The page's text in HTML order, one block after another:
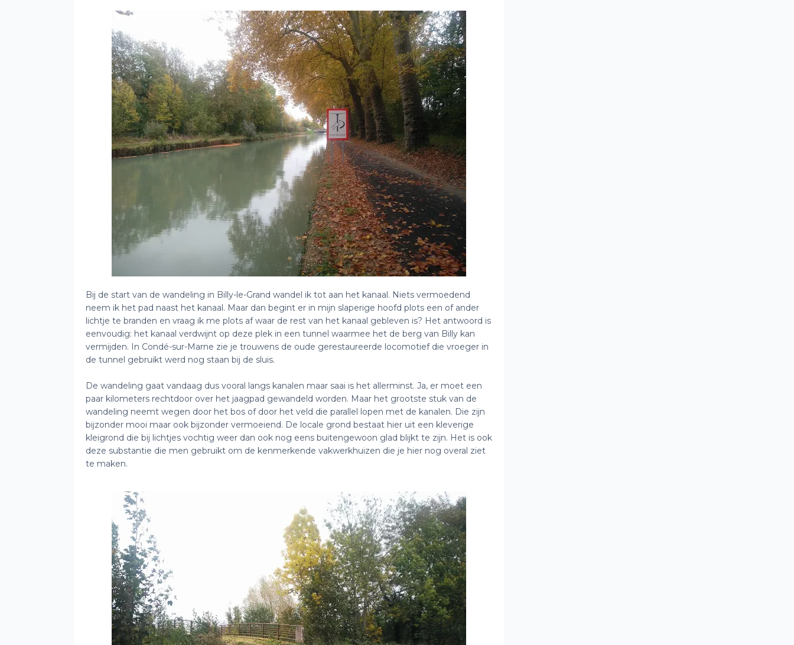
Bij de start van de wandeling in Billy-le-Grand wandel ik tot aan het kanaal. Niets vermoedend
neem ik het pad naast het kanaal. Maar dan begint er in mijn slaperige hoofd plots een of ander
lichtje te branden en vraag ik me plots af waar de rest van het kanaal gebleven is? Het antwoord is
eenvoudig: het kanaal verdwijnt op deze plek in een tunnel waarmee het de berg van Billy kan
vermijden. In Condé-sur-Marne zie je trouwens de oude gerestaureerde locomotief die vroeger in
de tunnel gebruikt werd nog staan bij de sluis.
De wandeling gaat vandaag dus vooral langs kanalen maar saai is het allerminst. Ja, er moet een
paar kilometers rechtdoor over het jaagpad gewandeld worden. Maar het grootste stuk van de
wandeling neemt wegen door het bos of door het veld die parallel lopen met de kanalen. Die zijn
bijzonder mooi maar ook bijzonder vermoeiend. De locale grond bestaat hier uit een kleverige
kleigrond die bij lichtjes vochtig weer dan ook nog eens buitengewoon glad blijkt te zijn. Het is ook
deze substantie die men gebruikt om de kenmerkende vakwerkhuizen die je hier nog overal ziet
te maken.